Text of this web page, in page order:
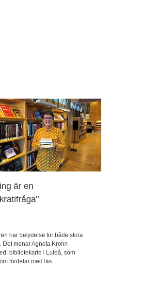
är en
har betydelse för både stora
Det menar Agneta Krohn
bibliotekarie i Luleå, som
fördelar med läs...